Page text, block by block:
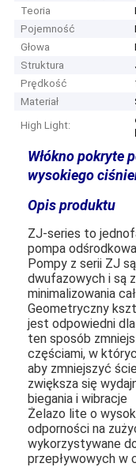
Teoria
Pojemność
Głowa
Struktura
Prędkość
Materiał
High Light:
Włókno pokryte
wysokiego
Opis produktu
ZJ-series to
pompa
Pompy z serii ZJ
dwufazowych i są
minimalizowania
Geometryczny
jest odpowiedni
ten sposób
częściami, w
aby zmniejszyć
zwiększa się
biegania i wibracje
Żelazo lite o
odporności na
wykorzystywane
przepływowych w